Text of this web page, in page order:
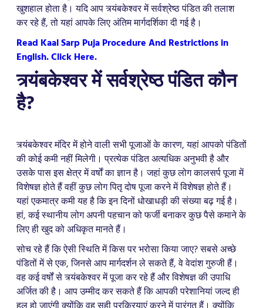
खुशहाल होता है। यदि आप त्र्यंबकेश्वर में सर्वश्रेष्ठ पंडित की तलाश
कर रहे हैं, तो यहां आपके लिए अंतिम मार्गदर्शिका दी गई है।
Read Kaal Sarp Puja Procedure And Restrictions in
English. Click Here.
त्र्यंबकेश्वर में सर्वश्रेष्ठ पंडित कौन
है?
त्र्यंबकेश्वर मंदिर में होने वाली सभी पूजाओं के कारण, यहां आपको पंडितों
की कोई कमी नहीं मिलेगी। प्रत्येक पंडित अत्यधिक अनुभवी है और
उसके पास इस क्षेत्र में वर्षों का ज्ञान है। जहां कुछ लोग कालसर्प पूजा में
विशेषज्ञ होते हैं वहीं कुछ लोग पितृ दोष पूजा करने में विशेषज्ञ होते हैं।
यहां एकमात्र कमी यह है कि इन दिनों धोखाधड़ी की संख्या बढ़ गई है।
हां, कई स्थानीय लोग अपनी पहचान को फर्जी बनाकर कुछ पैसे कमाने के
लिए ही खुद को अधिकृत मानते हैं।
सोच रहे हैं कि ऐसी स्थिति में किस पर भरोसा किया जाए? सबसे अच्छे
पंडितों में से एक, जिनसे आप मार्गदर्शन ले सकते हैं, वे वेदांश गुरुजी हैं।
वह कई वर्षों से त्र्यंबकेश्वर में पूजा कर रहे हैं और विशेषज्ञ की उपाधि
अर्जित की है। आप उम्मीद कर सकते हैं कि आपकी परेशानियां जल्द ही